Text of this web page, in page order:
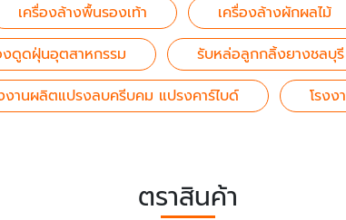
เครื่องล้างพื้นรองเท้า เครื่องล้างผักผลไม้
ดูดฝุ่นอุตสาหกรรม รับหล่อลูกกลิ้งยางชลบุรี
งานผลิตแปรงลบครีบคม แปรงคาร์ไบด์ โรง
ตราสินค้า